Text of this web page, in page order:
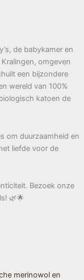
de babykamer en
omgeven
een bijzondere
wereld van 100%
katoen de
om duurzaamheid en
liefde voor de
Bezoek onze
🌿🌟
merinowol en